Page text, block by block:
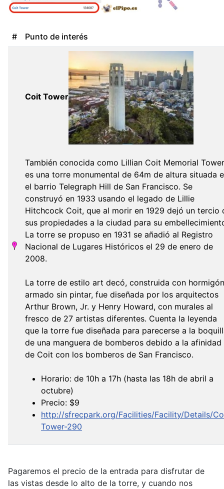
# Punto de interés
Coit Tower
También conocida como Lillian Coit Memorial
es una torre monumental de 64m de altura situada
el barrio Telegraph Hill de San Francisco. Se
construyó en 1933 usando el legado de Lillie
Hitchcock Coit, que al morir en 1929 dejó un tercio
sus propiedades a la ciudad para su
La torre se propuso en 1931 se añadió al Registro
Nacional de Lugares Históricos el 29 de enero de
2008.
La torre de estilo art decó, construida con hormigón
armado sin pintar, fue diseñada por los arquitectos
Arthur Brown, Jr. y Henry Howard, con murales al
fresco de 27 artistas diferentes. Cuenta la leyenda
que la torre fue diseñada para parecerse a la
de una manguera de bomberos debido a la afinidad
de Coit con los bomberos de San Francisco.
Horario: de 10h a 17h (hasta las 18h de abril a
octubre)
Precio: $9
http://sfrecpark.org/Facilities/Facility/Details/
Tower-290
Pagaremos el precio de la entrada para disfrutar de
las vistas desde lo alto de la torre, y cuando nos